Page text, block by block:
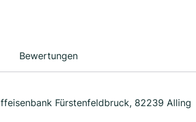
Bewertungen
Fürstenfeldbruck, 82239 Alling